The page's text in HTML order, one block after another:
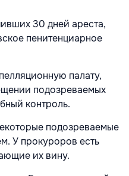
30 дней ареста,
пенитенциарное
палату,
подозреваемых
контроль.
подозреваемые
У прокуроров есть
их вину.